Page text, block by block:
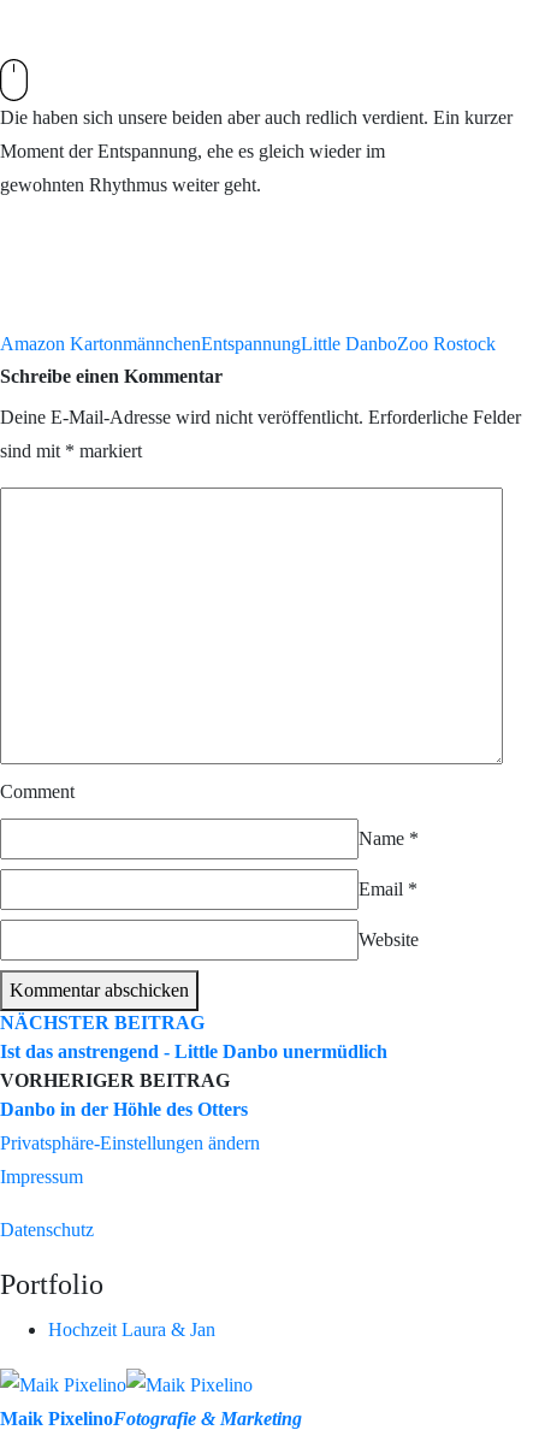
Die haben sich unsere beiden aber auch redlich verdient. Ein kurzer
Moment der Entspannung, ehe es gleich wieder im
gewohnten Rhythmus weiter geht.
Amazon KartonmännchenEntspannungLittle DanboZoo Rostock
Schreibe einen Kommentar
Deine E-Mail-Adresse wird nicht veröffentlicht. Erforderliche Felder
sind mit * markiert
Comment
Name *
Email *
Website
Kommentar abschicken
NÄCHSTER BEITRAG
Ist das anstrengend - Little Danbo unermüdlich
VORHERIGER BEITRAG
Danbo in der Höhle des Otters
Privatsphäre-Einstellungen ändern
Impressum
Datenschutz
Portfolio
Hochzeit Laura & Jan
Maik PixelinoFotografie & Marketing